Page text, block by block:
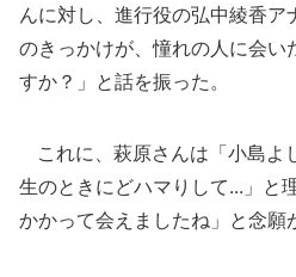
んに対し、進行役の弘中綾香ア
のきっかけが、憧れの人に会
すか？」と話を振った。
これに、萩原さんは「小島よ
生のときにどハマりして...」と
かかって会えましたね」と念願